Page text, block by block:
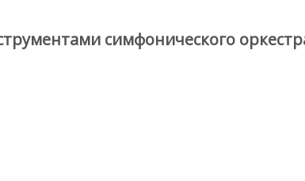
симфонического